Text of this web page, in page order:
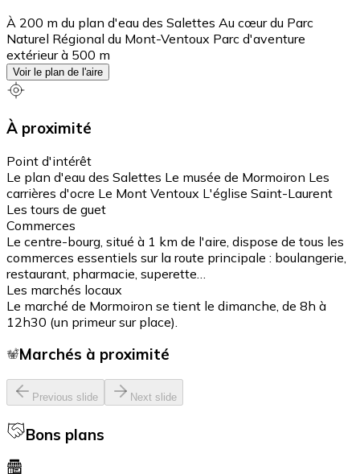
À 200 m du plan d'eau des Salettes Au cœur du Parc
Naturel Régional du Mont-Ventoux Parc d'aventure
extérieur à 500 m
Voir le plan de l'aire
À proximité
Point d'intérêt
Le plan d'eau des Salettes Le musée de Mormoiron Les
carrières d'ocre Le Mont Ventoux L'église Saint-Laurent
Les tours de guet
Commerces
Le centre-bourg, situé à 1 km de l'aire, dispose de tous les
commerces essentiels sur la route principale : boulangerie,
restaurant, pharmacie, superette…
Les marchés locaux
Le marché de Mormoiron se tient le dimanche, de 8h à
12h30 (un primeur sur place).
Marchés à proximité
Previous slide Next slide
Bons plans